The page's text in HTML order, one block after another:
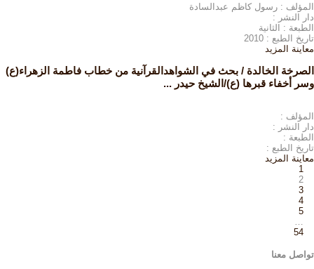
المؤلف : رسول كاظم عبدالسادة
دار النشر :
الطبعة : الثانية
تاريخ الطبع : 2010
معاينة المزيد
الصرخة الخالدة / بحث في الشواهدالقرآنية من خطاب فاطمة الزهراء(ع)
وسر أخفاء قبرها (ع)/الشيخ حيدر ...
المؤلف :
دار النشر :
الطبعة :
تاريخ الطبع :
معاينة المزيد
1
2
3
4
5
…
54
تواصل معنا